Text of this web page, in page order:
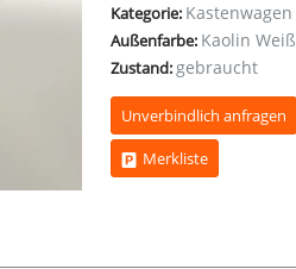
Kategorie: Kastenwagen
Außenfarbe: Kaolin Weiß
Zustand:gebraucht
Unverbindlich anfragen
Merkliste